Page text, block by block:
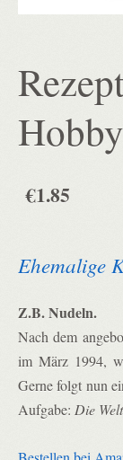
Hobby
€1.85
Ehemalige
Z.B. Nudeln.
Nach dem
im März 1994,
Gerne folgt nun
Aufgabe: Die